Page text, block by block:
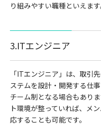
り組みやすい職種といえます
3.ITエンジニア
「ITエンジニア」は、取引
ステムを設計・開発する仕
チーム制となる場合もあり
ト環境が整っていれば、メ
応することも可能です。